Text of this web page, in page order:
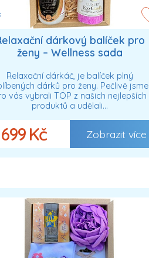
dárkový balíček pro
ženy – Wellness sada
Relaxační dárkáč, je balíček plný
dárků pro ženy. Pečlivě jsme
vás vybrali TOP z našich nejlepších
produktů a udělali…
699 Kč Zobrazit více